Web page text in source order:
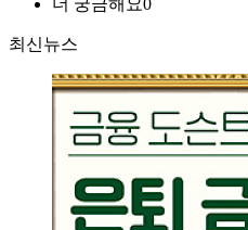
더 궁금해요0
최신뉴스